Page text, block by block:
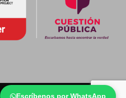
Escríbenos por WhatsApp
- Todos los derechos